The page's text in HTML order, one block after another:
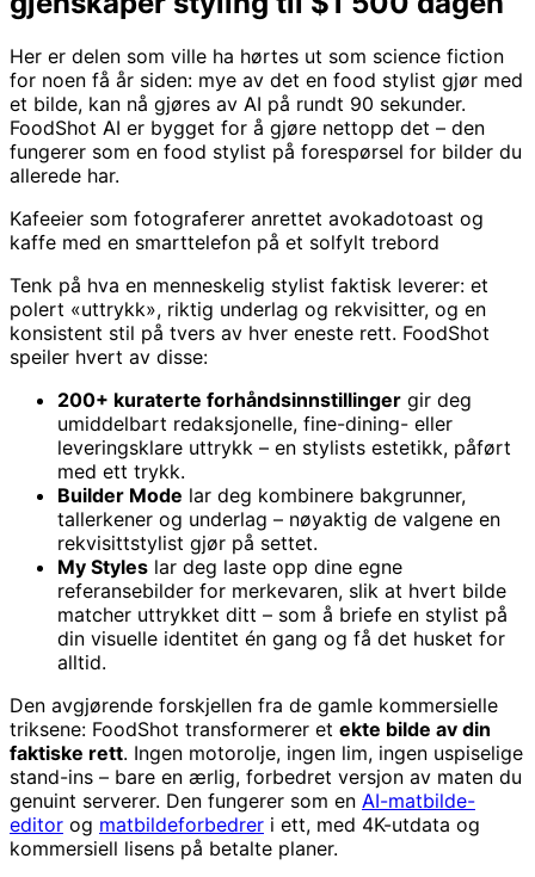
Her er delen som ville ha hørtes ut som science fiction
for noen få år siden: mye av det en food stylist gjør med
et bilde, kan nå gjøres av AI på rundt 90 sekunder.
FoodShot AI er bygget for å gjøre nettopp det – den
fungerer som en food stylist på forespørsel for bilder du
allerede har.
Kafeeier som fotograferer anrettet avokadotoast og
kaffe med en smarttelefon på et solfylt trebord
Tenk på hva en menneskelig stylist faktisk leverer: et
polert «uttrykk», riktig underlag og rekvisitter, og en
konsistent stil på tvers av hver eneste rett. FoodShot
speiler hvert av disse:
200+ kuraterte forhåndsinnstillinger gir deg
umiddelbart redaksjonelle, fine-dining- eller
leveringsklare uttrykk – en stylists estetikk, påført
med ett trykk.
Builder Mode lar deg kombinere bakgrunner,
tallerkener og underlag – nøyaktig de valgene en
rekvisittstylist gjør på settet.
My Styles lar deg laste opp dine egne
referansebilder for merkevaren, slik at hvert bilde
matcher uttrykket ditt – som å briefe en stylist på
din visuelle identitet én gang og få det husket for
alltid.
Den avgjørende forskjellen fra de gamle kommersielle
triksene: FoodShot transformerer et ekte bilde av din
faktiske rett. Ingen motorolje, ingen lim, ingen uspiselige
stand-ins – bare en ærlig, forbedret versjon av maten du
genuint serverer. Den fungerer som en AI-matbilde-
editor og matbildeforbedrer i ett, med 4K-utdata og
kommersiell lisens på betalte planer.